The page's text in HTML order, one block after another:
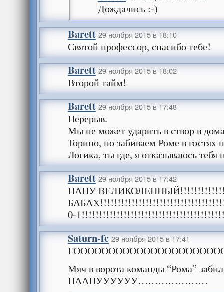
Дождались :-)
Barett 29 ноября 2015 в 18:10
Святой профессор, спасибо тебе!
Barett 29 ноября 2015 в 18:02
Второй тайм!
Barett 29 ноября 2015 в 17:48
Перерыв.
Мы не может ударить в створ в
Торино, но забиваем Роме в
Логика, ты где, я отказываюсь тебя
Barett 29 ноября 2015 в 17:42
ПАПУ
0-
Saturn-fc 29 ноября 2015 в 17:41
Мяч в ворота команды “Рома” забил
ПААПУУУУУУ…………………